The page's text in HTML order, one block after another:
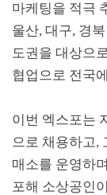
마케팅을 적극
울산, 대구, 경북
도권을 대상으
협업으로 전국
이번 엑스포는
으로 채용하고,
매소를 운영하며
포해 소상공인